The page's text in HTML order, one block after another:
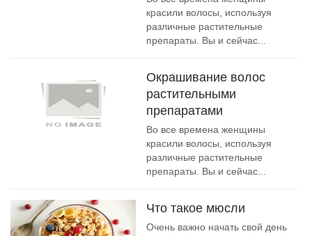
красили волосы, используя
различные растительные
препараты. Вы и сейчас...
Окрашивание волос
растительными
препаратами
Во все времена женщины
красили волосы, используя
различные растительные
препараты. Вы и сейчас...
Что такое мюсли
Очень важно начать свой день